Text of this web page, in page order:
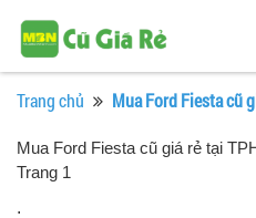
Trang chủ Mua Ford Fiesta cũ
Mua Ford Fiesta cũ giá rẻ tại
Trang 1
.